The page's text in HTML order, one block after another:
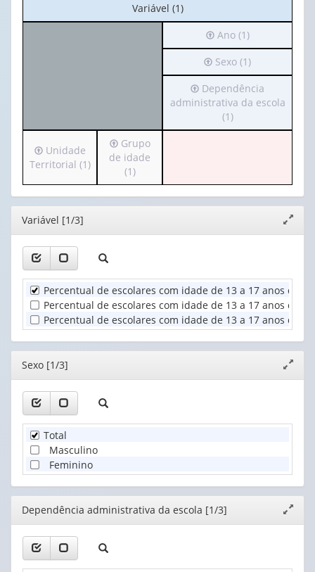
No
cabeçalho:
Variável (1)
Irá
para
o
cabeçalho
(possui
apenas
valor):
Ano (1)
Irá
para
o
cabeçalho
(possui
apenas
Sexo
Sexo (1)
Irá
para
cabeçalho
valor):
Dependência
administrativa da escola
(1)
Irá
para
(possui
apenas
1
valor):
Unidade
Territorial
(1)
Unidade
Territorial (1)
Irá
para
cabeçalho
(possui
de
idade
(1)
Grupo
de idade
(1)
Editor
janela
Variável [1/3]
Percentual de escolares com idade de 13 a 17 anos que
Percentual de escolares com idade de 13 a 17 anos
Percentual de escolares com idade de 13 a 17 anos
Editor
janela
Sexo [1/3]
Total
Masculino
Feminino
Editor
janela
Dependência administrativa da escola [1/3]